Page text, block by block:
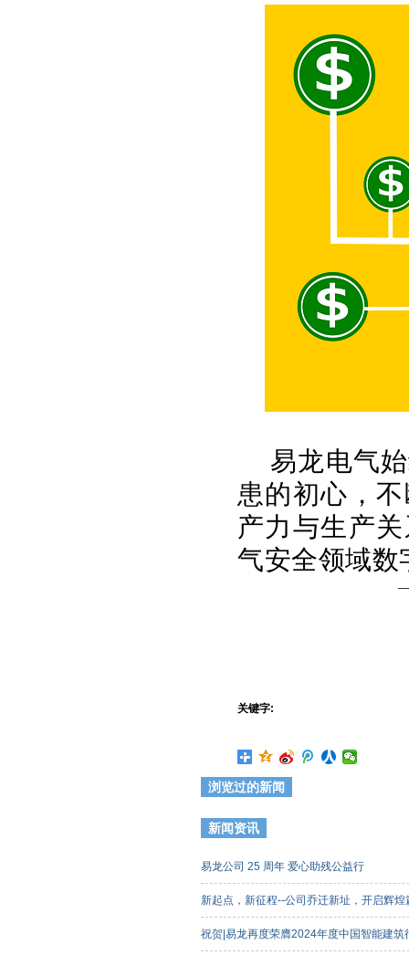
易龙电气
患的初心，
产力与生产
气安全领域数
关键字:
浏览过的新闻
新闻资讯
易龙公司 25 周年 爱心助残公益行
新起点，新征程--公司乔迁新址，开启辉
祝贺|易龙再度荣膺2024年度中国智能建